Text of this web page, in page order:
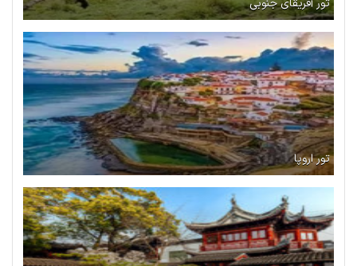
تور آفریقای جنوبی
تور اروپا